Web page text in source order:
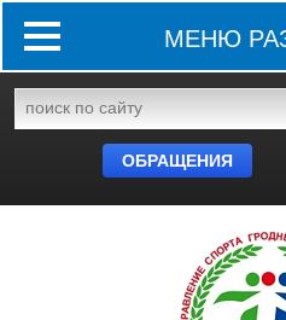
МЕНЮ
ОБРАЩЕНИЯ